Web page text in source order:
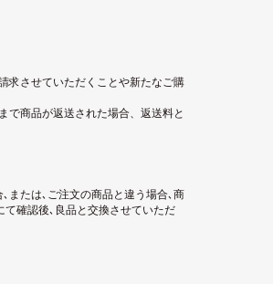
求させていただくことや新たなご購
で商品が返送された場合、返送料と
または､ご注文の商品と違う場合､商
確認後､良品と交換させていただ